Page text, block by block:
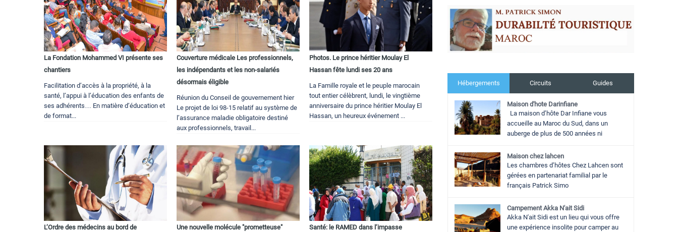
La Fondation Mohammed VI présente ses
chantiers
Facilitation d’accès à la propriété, à la
santé, l’appui à l’éducation des enfants de
ses adhérents… En matière d’éducation et
de format...
Couverture médicale Les professionnels,
les indépendants et les non-salariés
désormais éligible
Réunion du Conseil de gouvernement hier
Le projet de loi 98-15 relatif au système de
l’assurance maladie obligatoire destiné
aux professionnels, travail...
Photos. Le prince héritier Moulay El
Hassan fête lundi ses 20 ans
La Famille royale et le peuple marocain
tout entier célèbrent, lundi, le vingtième
anniversaire du prince héritier Moulay El
Hassan, un heureux événement ...
L’Ordre des médecins au bord de
Une nouvelle molécule "prometteuse"
Santé: le RAMED dans l’impasse
Hébergements Circuits Guides
Maison d'hote Darinfiane
La maison d’hôte Dar Infiane vous
accueille au Maroc du Sud, dans un
auberge de plus de 500 années ni
Maison chez lahcen
Les chambres d’hôtes Chez Lahcen sont
gérées en partenariat familial par le
français Patrick Simo
Campement Akka N'ait Sidi
Akka N'ait Sidi est un lieu qui vous offre
une expérience insolite pour camper au